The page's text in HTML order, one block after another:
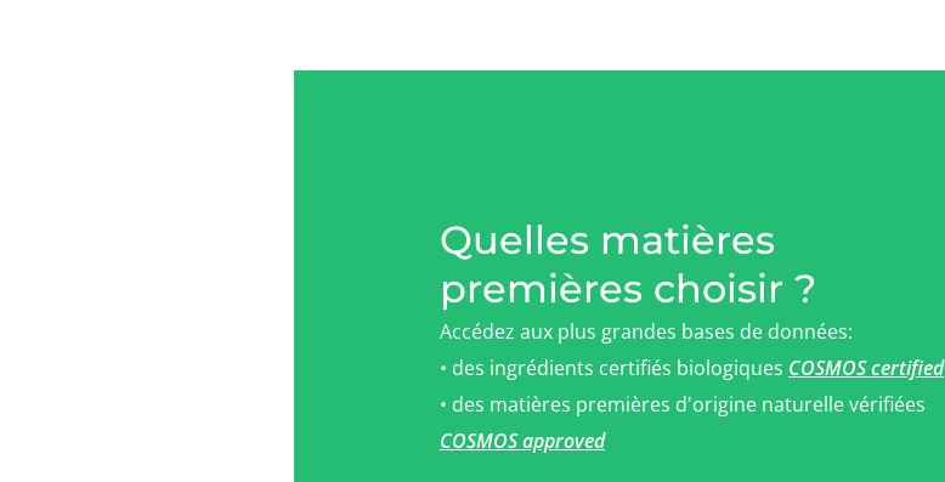
Quelles matières
premières choisir ?
Accédez aux plus grandes bases de données:
• des ingrédients certifiés biologiques COSMOS certified
• des matières premières d'origine naturelle vérifiées
COSMOS approved